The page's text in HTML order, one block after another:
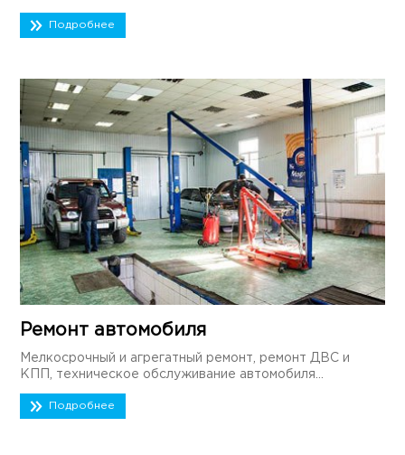
Подробнее
Ремонт автомобиля
Мелкосрочный и агрегатный ремонт, ремонт ДВС и
КПП, техническое обслуживание автомобиля...
Подробнее